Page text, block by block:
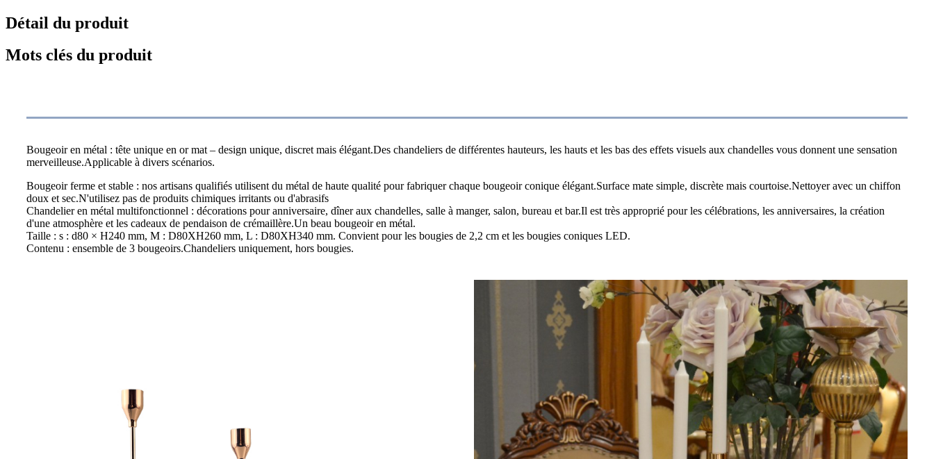
Détail du produit
Mots clés du produit
Bougeoir en métal : tête unique en or mat – design unique, discret mais élégant.Des chandeliers de différentes hauteurs, les hauts et les bas des effets visuels aux chandelles vous donnent une sensation
merveilleuse.Applicable à divers scénarios.
Bougeoir ferme et stable : nos artisans qualifiés utilisent du métal de haute qualité pour fabriquer chaque bougeoir conique élégant.Surface mate simple, discrète mais courtoise.Nettoyer avec un chiffon
doux et sec.N'utilisez pas de produits chimiques irritants ou d'abrasifs
Chandelier en métal multifonctionnel : décorations pour anniversaire, dîner aux chandelles, salle à manger, salon, bureau et bar.Il est très approprié pour les célébrations, les anniversaires, la création
d'une atmosphère et les cadeaux de pendaison de crémaillère.Un beau bougeoir en métal.
Taille : s : d80 × H240 mm, M : D80XH260 mm, L : D80XH340 mm. Convient pour les bougies de 2,2 cm et les bougies coniques LED.
Contenu : ensemble de 3 bougeoirs.Chandeliers uniquement, hors bougies.